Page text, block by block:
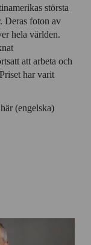
största
Deras foton av
hela världen.
att arbeta och
har varit
(engelska)